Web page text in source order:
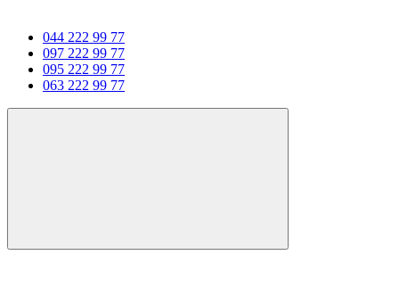
044 222 99 77
097 222 99 77
095 222 99 77
063 222 99 77